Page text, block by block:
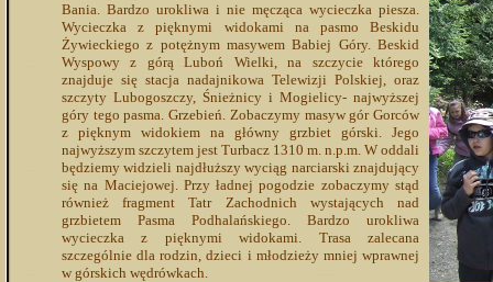
Bania. Bardzo urokliwa i nie męcząca wycieczka piesza.
Wycieczka z pięknymi widokami na pasmo Beskidu
Żywieckiego z potężnym masywem Babiej Góry. Beskid
Wyspowy z górą Luboń Wielki, na szczycie którego
znajduje się stacja nadajnikowa Telewizji Polskiej, oraz
szczyty Lubogoszczy, Śnieżnicy i Mogielicy- najwyższej
góry tego pasma. Grzebień. Zobaczymy masyw gór Gorców
z pięknym widokiem na główny grzbiet górski. Jego
najwyższym szczytem jest Turbacz 1310 m. n.p.m. W oddali
będziemy widzieli najdłuższy wyciąg narciarski znajdujący
się na Maciejowej. Przy ładnej pogodzie zobaczymy stąd
również fragment Tatr Zachodnich wystających nad
grzbietem Pasma Podhalańskiego. Bardzo urokliwa
wycieczka z pięknymi widokami. Trasa zalecana
szczególnie dla rodzin, dzieci i młodzieży mniej wprawnej
w górskich wędrówkach.